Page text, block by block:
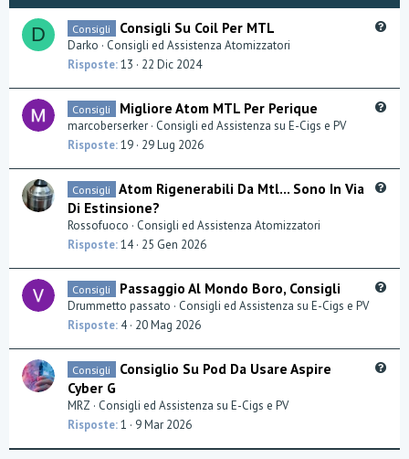
D Consigli Consigli Su Coil Per MTL
Darko
Consigli ed Assistenza Atomizzatori
Risposte 13 22 Dic 2024
Consigli Migliore Atom MTL Per Perique
marcoberserker Consigli ed Assistenza su E-Cigs e PV
Risposte 19 29 Lug 2026
i
Consigli
Atom Rigenerabili Da Mtl... Sono In Via
Di Estinsione?
Rossofuoco
Consigli ed Assistenza Atomizzatori
Risposte 14 25 Gen 2026
Consigli Passaggio Al Mondo Boro, Consigli
Drummetto passato
Consigli ed Assistenza su E-Cigs e PV
Risposte 4 20 Mag 2026
i
Consigli
Consiglio Su Pod Da Usare Aspire
Cyber G
MRZ
Consigli ed Assistenza su E-Cigs e PV
Risposte 1 9 Mar 2026